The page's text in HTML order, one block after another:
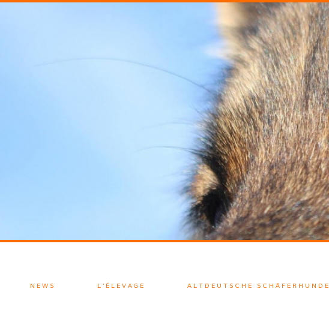
NEWS L’ÉLEVAGE ALTDEUTSCHE SCHÄFERHUNDE